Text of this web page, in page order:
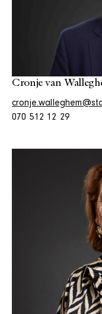
Cronje van
070 512 12 29